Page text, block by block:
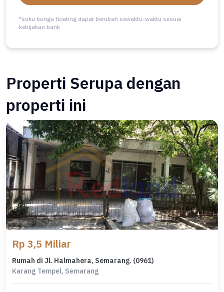
*suku bunga floating dapat berubah sewaktu-waktu sesuai
kebijakan bank
Properti Serupa dengan
properti ini
Rp 3,5 Miliar
Rumah di Jl. Halmahera, Semarang. (0961)
Karang Tempel, Semarang